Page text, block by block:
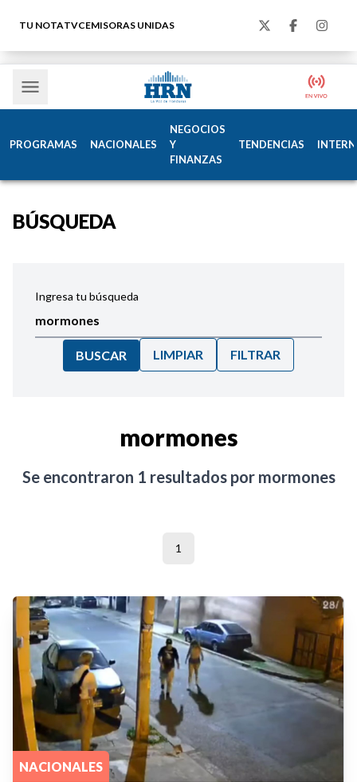
TU NOTATVCEMISORAS UNIDAS
PROGRAMAS NACIONALES
NEGOCIOS
Y
FINANZAS
TENDENCIAS
BÚSQUEDA
Ingresa tu búsqueda
BUSCAR LIMPIAR FILTRAR
mormones
Se encontraron 1 resultados por mormones
1
NACIONALES